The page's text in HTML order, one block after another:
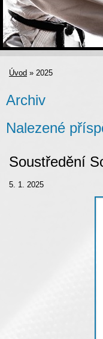
Úvod » 2025
Archiv
Nalezené
Soustředění
5. 1. 2025